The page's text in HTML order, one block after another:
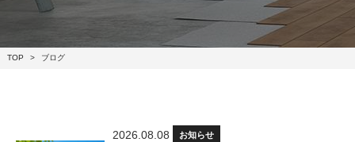
TOP ブログ
2026.08.08 お知らせ